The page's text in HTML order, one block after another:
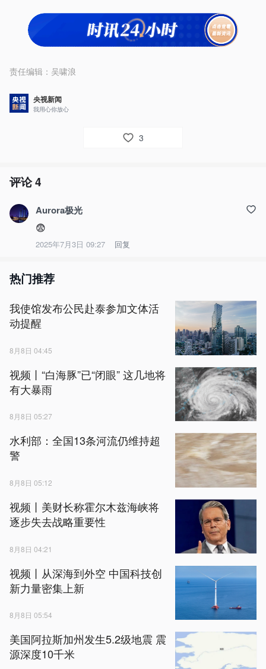
责任编辑： 吴啸浪
央视新闻
我用心你放心
3
评论4
Aurora极光
😨
2025年7月3日 09:27 回复
热门推荐
我使馆发布公民赴泰参加文体活
动提醒
8月8日 04:45
视频丨“白海豚”已“闭眼” 这几地将
有大暴雨
8月8日 05:27
水利部：全国13条河流仍维持超
警
8月8日 05:12
视频丨美财长称霍尔木兹海峡将
逐步失去战略重要性
8月8日 04:21
视频丨从深海到外空 中国科技创
新力量密集上新
8月8日 05:54
美国阿拉斯加州发生5.2级地震 震
源深度10千米